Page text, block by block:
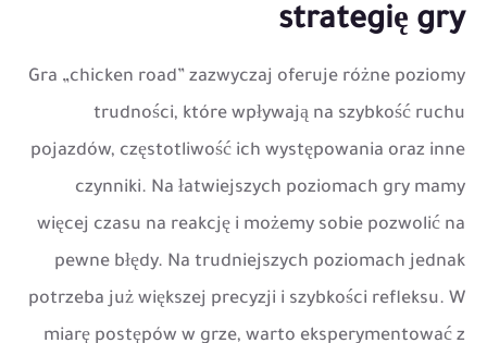
strategię gry
Gra „chicken road” zazwyczaj oferuje różne poziomy
trudności, które wpływają na szybkość ruchu
pojazdów, częstotliwość ich występowania oraz inne
czynniki. Na łatwiejszych poziomach gry mamy
więcej czasu na reakcję i możemy sobie pozwolić na
pewne błędy. Na trudniejszych poziomach jednak
potrzeba już większej precyzji i szybkości refleksu. W
miarę postępów w grze, warto eksperymentować z